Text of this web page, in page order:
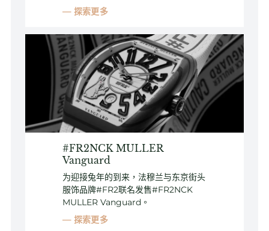
探索更多
#FR2NCK MULLER
Vanguard
为迎接兔年的到来，法穆兰与东京街头
服饰品牌#FR2联名发售#FR2NCK
MULLER Vanguard。
探索更多